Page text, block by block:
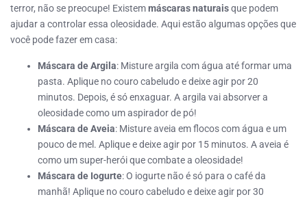
terror, não se preocupe! Existemmáscaras naturaisque podem
ajudar a controlar essa oleosidade. Aqui estão algumas opções que
você pode fazer em casa:
Máscara de Argila: Misture argila com água até formar uma
pasta. Aplique no couro cabeludo e deixe agir por 20
minutos. Depois, é só enxaguar. A argila vai absorver a
oleosidade como um aspirador de pó!
Máscara de Aveia: Misture aveia em flocos com água e um
pouco de mel. Aplique e deixe agir por 15 minutos. A aveia é
como um super-herói que combate a oleosidade!
Máscara de Iogurte: O iogurte não é só para o café da
manhã! Aplique no couro cabeludo e deixe agir por 30